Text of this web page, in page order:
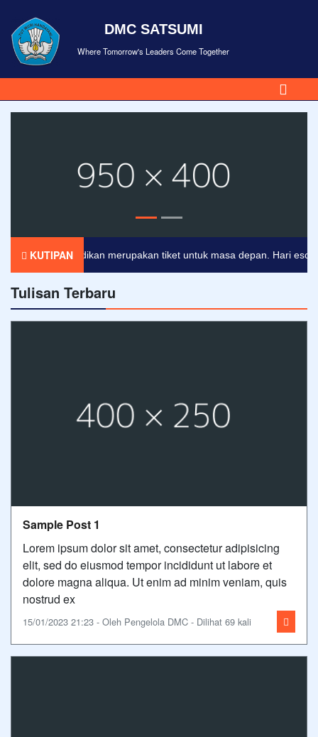
DMC SATSUMI
Where Tomorrow's Leaders Come Together
KUTIPAN
Pendidikan merupakan tiket untuk masa depan. Hari esok
Tulisan Terbaru
Sample Post 1
Lorem ipsum dolor sit amet, consectetur adipisicing
elit, sed do eiusmod tempor incididunt ut labore et
dolore magna aliqua. Ut enim ad minim veniam, quis
nostrud ex
15/01/2023 21:23 - Oleh Pengelola DMC - Dilihat 69 kali